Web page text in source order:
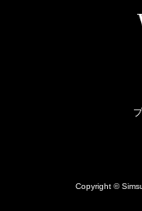
Copyright ©